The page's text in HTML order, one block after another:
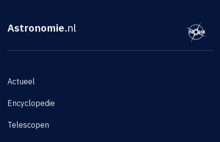
Astronomie.nl
Actueel
Encyclopedie
Telescopen